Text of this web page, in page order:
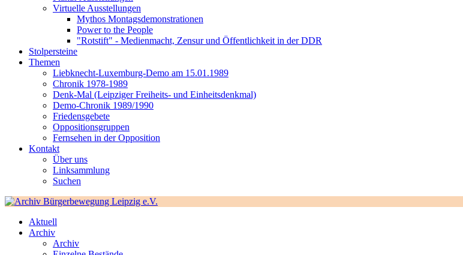
Virtuelle Ausstellungen
Mythos Montagsdemonstrationen
Power to the People
"Rotstift" - Medienmacht, Zensur und Öffentlichkeit in der DDR
Stolpersteine
Themen
Liebknecht-Luxemburg-Demo am 15.01.1989
Chronik 1978-1989
Denk-Mal (Leipziger Freiheits- und Einheitsdenkmal)
Demo-Chronik 1989/1990
Friedensgebete
Oppositionsgruppen
Fernsehen in der Opposition
Kontakt
Über uns
Linksammlung
Suchen
Aktuell
Archiv
Archiv